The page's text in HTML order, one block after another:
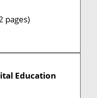
pages)
Education